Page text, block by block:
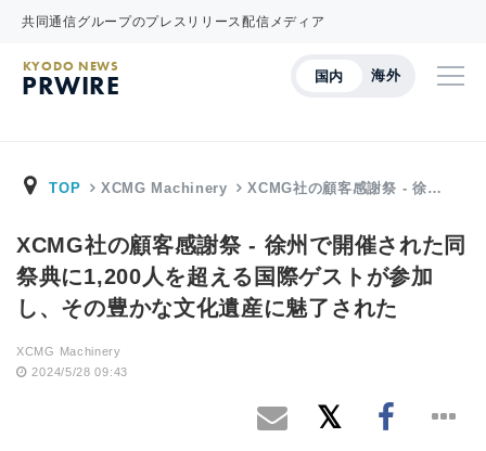
共同通信グループのプレスリリース配信メディア
国内 海外
KYODO NEWS
PRWIRE
TOP XCMG Machinery XCMG社の顧客感謝祭 - 徐…
XCMG社の顧客感謝祭 - 徐州で開催された同
祭典に1,200人を超える国際ゲストが参加
し、その豊かな文化遺産に魅了された
XCMG Machinery
2024/5/28 09:43